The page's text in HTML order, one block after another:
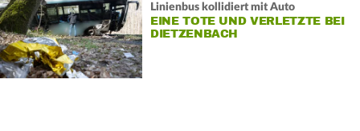
Linienbus kollidiert mit Auto
EINE TOTE UND VERLETZTE BEI
DIETZENBACH